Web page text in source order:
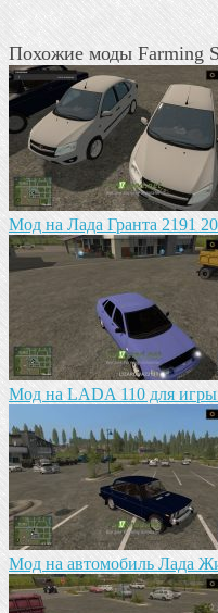
Похожие моды Farming
Мод на Лада Гранта 2191
Мод на LADA 110 для игры
Мод на автомобиль Лада